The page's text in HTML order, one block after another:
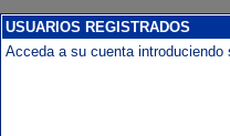
USUARIOS REGISTRADOS
Acceda a su cuenta